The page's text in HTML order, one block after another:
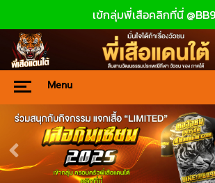
เข้กลุ่มพี่เสือคลิกที่นี่
Menu